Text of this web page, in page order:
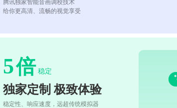
腾讯独家智能音画调校技术
给你更高清、流畅的视觉享受
5倍 稳定
独家定制 极致体验
稳定性、响应速度，远超传统模拟器